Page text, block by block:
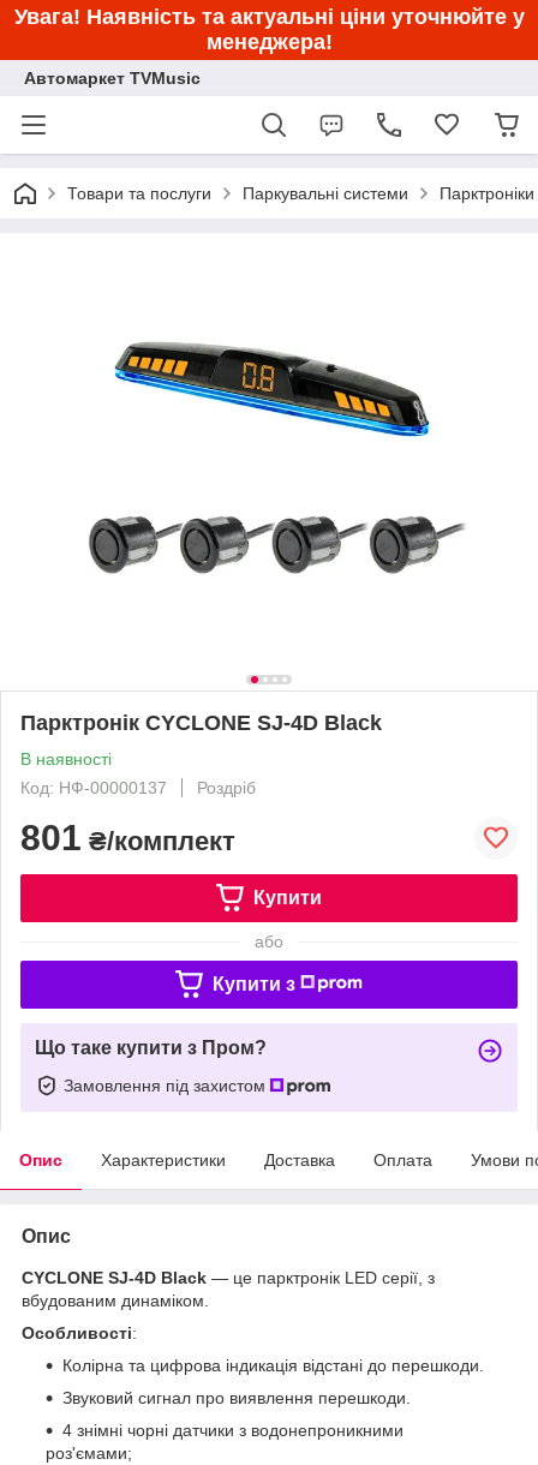
Увага! Наявність та актуальні ціни уточнюйте у
менеджера!
Автомаркет TVMusic
Товари та послуги Паркувальні системи Парктроніки
Парктронік CYCLONE SJ-4D Black
В наявності
Код: НФ-00000137
Роздріб
801 ₴/комплект
Купити
або
Купити з
Що таке купити з Пром?
Замовлення під захистом
Опис Характеристики Доставка Оплата Умови
Опис
CYCLONE SJ-4D Black — це парктронік LED серії, з
вбудованим динаміком.
Особливості:
Колірна та цифрова індикація відстані до перешкоди.
Звуковий сигнал про виявлення перешкоди.
4 знімні чорні датчики з водонепроникними
роз'ємами;